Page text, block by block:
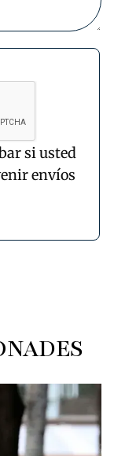
si usted
envíos